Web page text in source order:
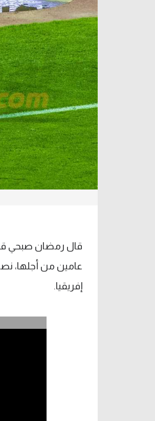
آراء حرة
ركن الألعاب
قال رمضان صبحي
إفريقيا.